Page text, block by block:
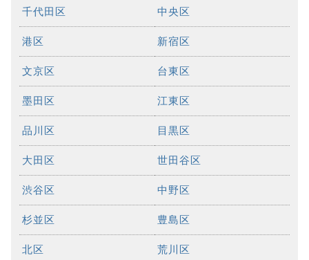
千代田区 中央区
港区 新宿区
文京区 台東区
墨田区 江東区
品川区 目黒区
大田区 世田谷区
渋谷区 中野区
杉並区 豊島区
北区 荒川区